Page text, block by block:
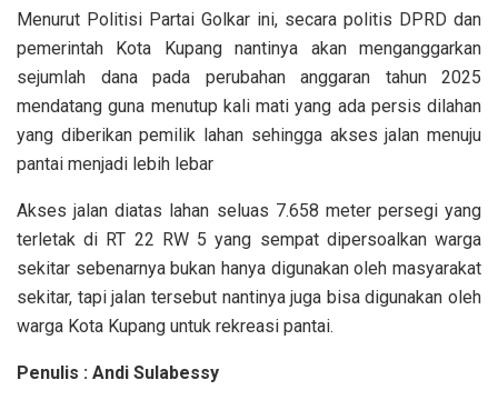
Menurut Politisi Partai Golkar ini, secara politis DPRD dan
pemerintah Kota Kupang nantinya akan menganggarkan
sejumlah dana pada perubahan anggaran tahun 2025
mendatang guna menutup kali mati yang ada persis dilahan
yang diberikan pemilik lahan sehingga akses jalan menuju
pantai menjadi lebih lebar
Akses jalan diatas lahan seluas 7.658 meter persegi yang
terletak di RT 22 RW 5 yang sempat dipersoalkan warga
sekitar sebenarnya bukan hanya digunakan oleh masyarakat
sekitar, tapi jalan tersebut nantinya juga bisa digunakan oleh
warga Kota Kupang untuk rekreasi pantai.
Penulis : Andi Sulabessy